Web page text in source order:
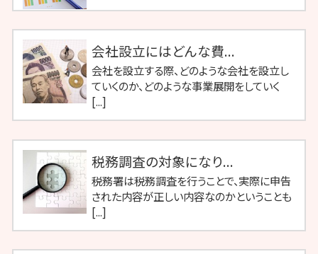
会社設立にはどんな費...
会社を設立する際、どのような会社を設立し
ていくのか、どのような事業展開をしていく
[...]
税務調査の対象になり...
税務署は税務調査を行うことで、実際に申告
された内容が正しい内容なのかということも
[...]